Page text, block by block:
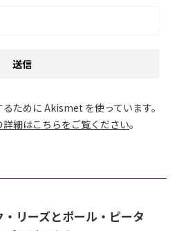
ために Akismet を使っています。
細はこちらをご覧ください。
・リーズとポール・ピータ